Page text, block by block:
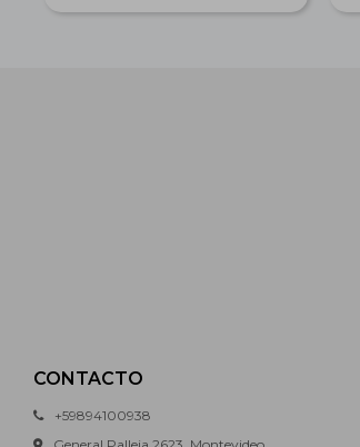
CONTACTO
+59894100938